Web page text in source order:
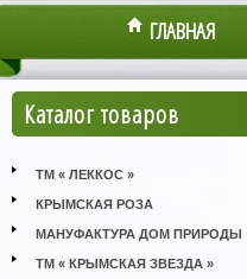
ГЛАВНАЯ
Каталог товаров
ТМ « ЛЕККОС »
КРЫМСКАЯ РОЗА
МАНУФАКТУРА ДОМ ПРИРОДЫ
ТМ « КРЫМСКАЯ ЗВЕЗДА »